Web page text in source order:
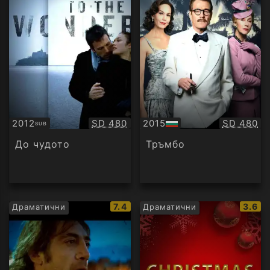
2012SUB
Субтитри Качество:
SD 480
До чудото
2015
БГ
аудио
SD 480
Тръмбо
Драматични
IMDb
рейтинг:
7.4 Драматични
IMDb
3.6